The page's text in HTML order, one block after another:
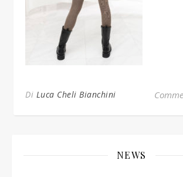
Di Luca Cheli Bianchini
NEWS